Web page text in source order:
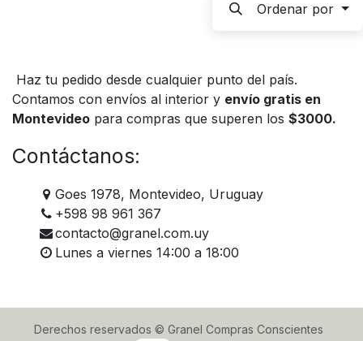
Ordenar por
Haz tu pedido desde cualquier punto del país.
Contamos con envíos al interior y envío gratis en
Montevideo para compras que superen los $3000.
Contáctanos:
Goes 1978, Montevideo, Uruguay
+598 98 961 367
contacto@granel.com.uy
Lunes a viernes 14:00 a 18:00
Derechos reservados © Granel Compras Conscientes